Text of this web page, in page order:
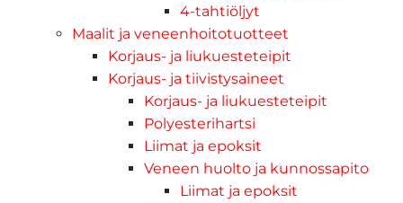
4-tahtiöljyt
Maalit ja veneenhoitotuotteet
Korjaus- ja liukuesteteipit
Korjaus- ja tiivistysaineet
Korjaus- ja liukuesteteipit
Polyesterihartsi
Liimat ja epoksit
Veneen huolto ja kunnossapito
Liimat ja epoksit